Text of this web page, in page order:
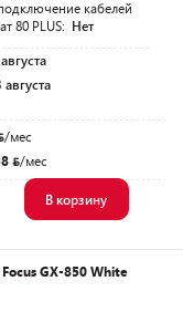
кабелей
80 PLUS: Нет
/мес
/мес
В корзину
GX-850 White